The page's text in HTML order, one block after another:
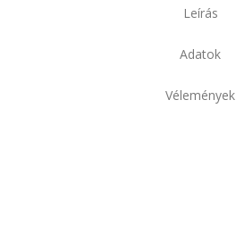
Leírás
Adatok
Vélemények